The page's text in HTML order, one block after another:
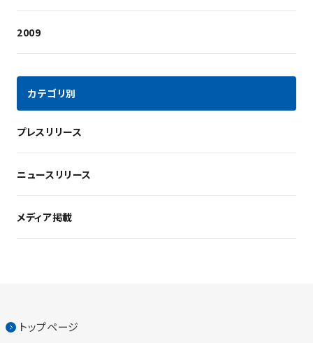
2009
カテゴリ別
プレスリリース
ニュースリリース
メディア掲載
トップページ